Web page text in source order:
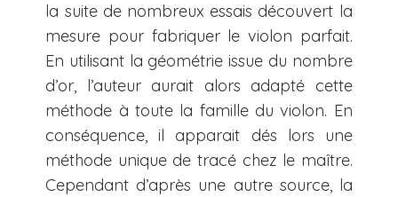
la suite de nombreux essais découvert la
mesure pour fabriquer le violon parfait.
En utilisant la géométrie issue du nombre
d’or, l’auteur aurait alors adapté cette
méthode à toute la famille du violon. En
conséquence, il apparait dés lors une
méthode unique de tracé chez le maître.
Cependant d’après une autre source, la